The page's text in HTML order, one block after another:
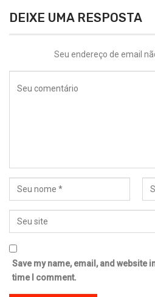
DEIXE UMA RESPOSTA
Seu endereço de email
Save my name, email, and website
time I comment.